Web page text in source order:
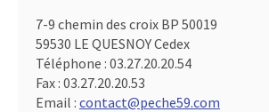
7-9 chemin des croix BP 50019
59530 LE QUESNOY Cedex
Téléphone : 03.27.20.20.54
Fax : 03.27.20.20.53
Email : contact@peche59.com